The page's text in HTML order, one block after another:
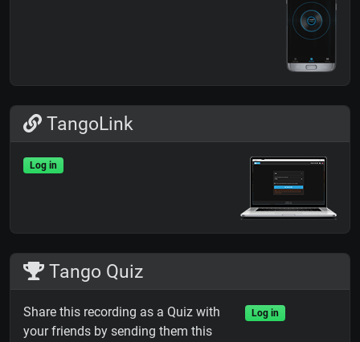
TangoLink
Log in
Tango Quiz
Share this recording as a Quiz with
your friends by sending them this
Log in